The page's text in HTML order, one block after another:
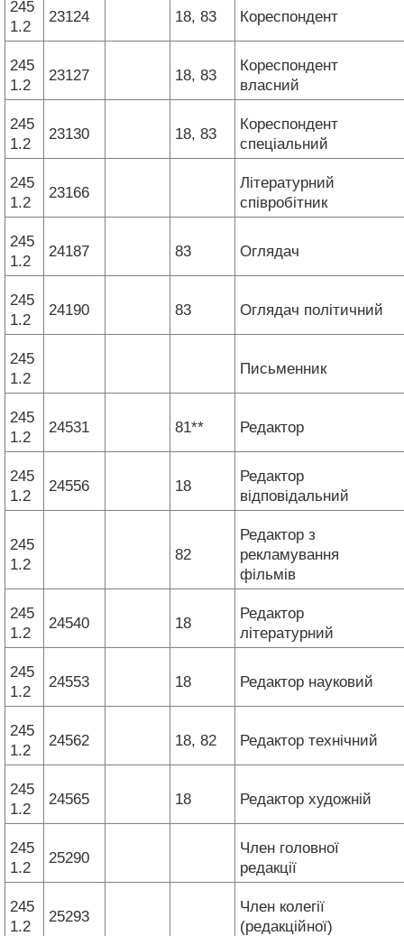
245
1.2
23124 18, 83 Кореспондент
245
1.2
23127 18, 83
Кореспондент
власний
245
1.2
23130 18, 83
Кореспондент
спеціальний
245
1.2
23166
Літературний
співробітник
245
1.2
24187 83 Оглядач
245
1.2
24190 83 Оглядач політичний
245
1.2
Письменник
245
1.2
24531 81** Редактор
245
1.2
24556 18
Редактор
відповідальний
245
1.2
82
Редактор з
рекламування
фільмів
245
1.2
24540 18
Редактор
літературний
245
1.2
24553 18 Редактор науковий
245
1.2
24562 18, 82 Редактор технічний
245
1.2
24565 18 Редактор художній
245
1.2
25290
Член головної
редакції
245
1.2
25293
Член колегії
(редакційної)